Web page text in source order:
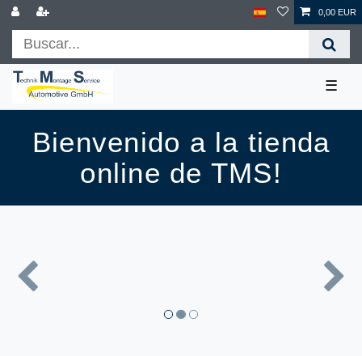
0,00 EUR
☰
Bienvenido a la tienda
online de TMS!